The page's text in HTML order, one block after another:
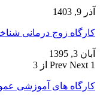
آذر 9, 1403
کارگاه زوج‌ درمانی
آبان 3, 1395
Prev Next 1 از 3
کارگاه های آموزشی